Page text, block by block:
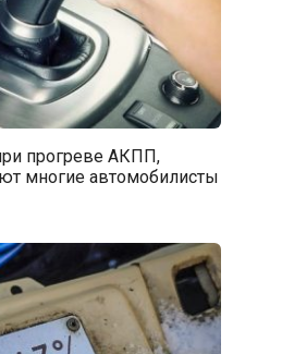
прогреве АКПП,
многие автомобилисты